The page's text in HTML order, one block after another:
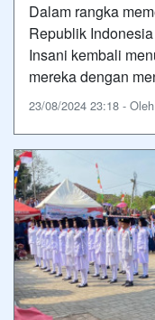
Dalam rangka
Republik
Insani kembali
mereka dengan
23/08/2024 23:18 -